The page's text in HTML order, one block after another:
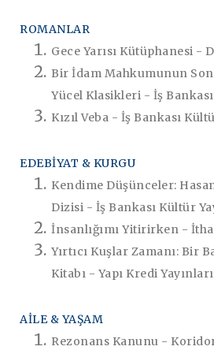
ROMANLAR
Gece Yarısı Kütüphanesi -
Bir İdam Mahkumunun
Yücel Klasikleri - İş
Kızıl Veba - İş Bankası
EDEBİYAT & KURGU
Kendime Düşünceler:
Dizisi - İş Bankası Kültür
İnsanlığımı Yitirirken -
Yırtıcı Kuşlar Zamanı: Bir
Kitabı - Yapı Kredi Yayınları
AİLE & YAŞAM
Rezonans Kanunu - Koridor